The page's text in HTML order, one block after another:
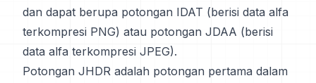
dan dapat berupa potongan IDAT (berisi data alfa
terkompresi PNG) atau potongan JDAA (berisi
data alfa terkompresi JPEG).
Potongan JHDR adalah potongan pertama dalam